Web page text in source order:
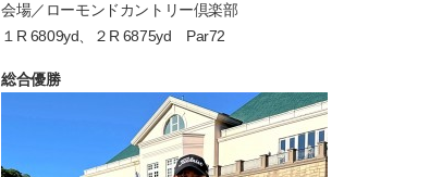
会場／ローモンドカントリー倶楽部
１R 6809yd、２R 6875yd Par72
総合優勝